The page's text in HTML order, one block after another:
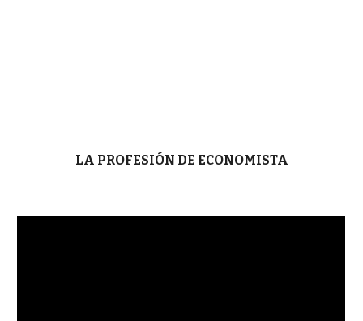
LA PROFESIÓN DE ECONOMISTA